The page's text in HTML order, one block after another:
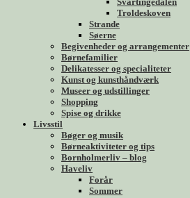
Troldeskoven
Strande
Søerne
Begivenheder og arrangementer
Børnefamilier
Delikatesser og specialiteter
Kunst og kunsthåndværk
Museer og udstillinger
Shopping
Spise og drikke
Livsstil
Bøger og musik
Børneaktiviteter og tips
Bornholmerliv – blog
Haveliv
Forår
Sommer